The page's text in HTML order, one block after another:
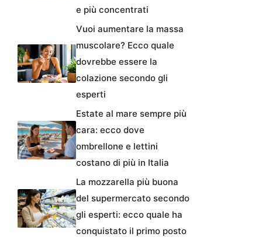
e più concentrati
Vuoi aumentare la massa
muscolare? Ecco quale
dovrebbe essere la
colazione secondo gli
esperti
Estate al mare sempre più
cara: ecco dove
ombrellone e lettini
costano di più in Italia
La mozzarella più buona
del supermercato secondo
gli esperti: ecco quale ha
conquistato il primo posto